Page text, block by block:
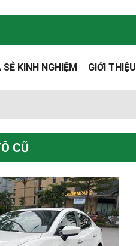
SẺ KINH NGHIỆM GIỚI THIỆU
CŨ